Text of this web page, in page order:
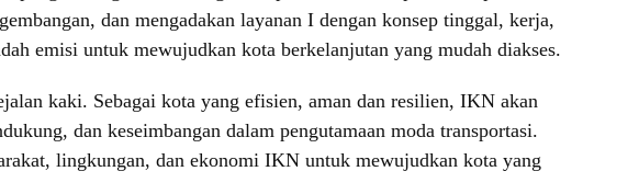
dan mengadakan layanan I dengan konsep tinggal, kerja,
emisi untuk mewujudkan kota berkelanjutan yang mudah diakses.
kaki. Sebagai kota yang efisien, aman dan resilien, IKN akan
dan keseimbangan dalam pengutamaan moda transportasi.
lingkungan, dan ekonomi IKN untuk mewujudkan kota yang